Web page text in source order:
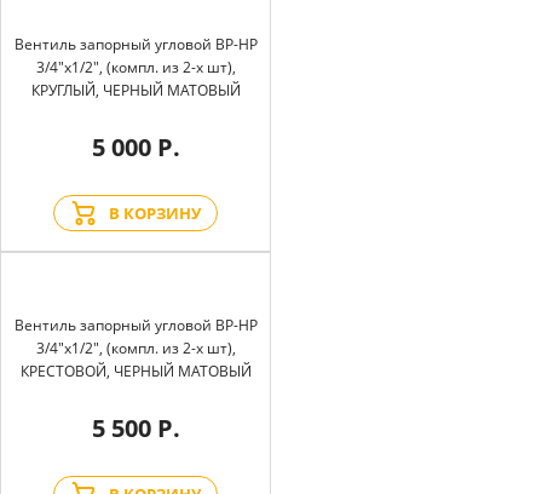
Вентиль запорный угловой BP-HP
3/4"х1/2", (компл. из 2-х шт),
КРУГЛЫЙ, ЧЕРНЫЙ МАТОВЫЙ
5 000 Р.
В КОРЗИНУ
Вентиль запорный угловой BP-HP
3/4"х1/2", (компл. из 2-х шт),
КРЕСТОВОЙ, ЧЕРНЫЙ МАТОВЫЙ
5 500 Р.